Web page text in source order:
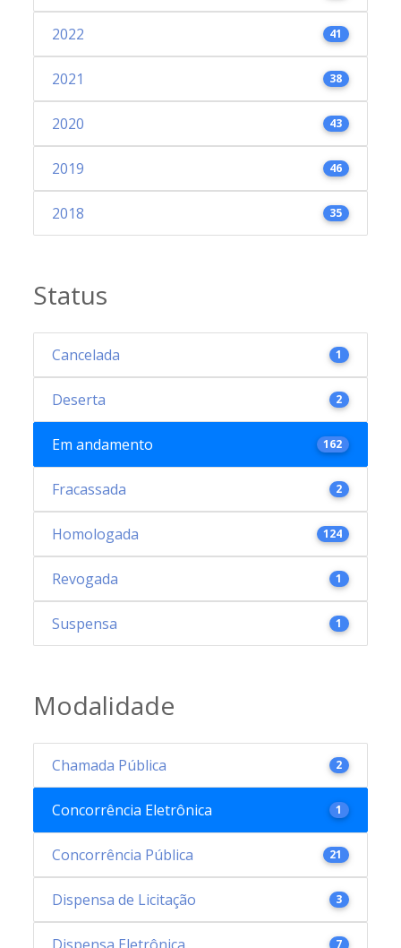
2022 41
2021 38
2020 43
2019 46
2018 35
Status
Cancelada 1
Deserta 2
Em andamento 162
Fracassada 2
Homologada 124
Revogada 1
Suspensa 1
Modalidade
Chamada Pública 2
Concorrência Eletrônica 1
Concorrência Pública 21
Dispensa de Licitação 3
7